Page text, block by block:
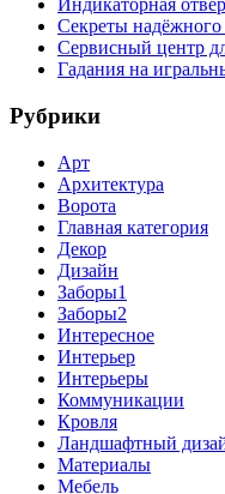
Индикаторная
Секреты надёжного
Сервисный центр
Гадания на
Рубрики
Арт
Архитектура
Ворота
Главная категория
Декор
Дизайн
Заборы1
Заборы2
Интересное
Интерьер
Интерьеры
Коммуникации
Кровля
Ландшафтный
Материалы
Мебель